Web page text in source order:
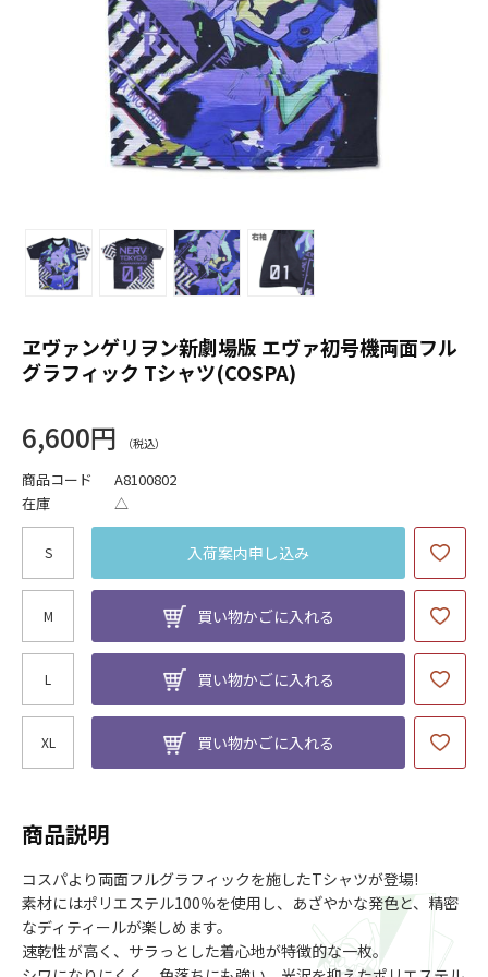
ヱヴァンゲリヲン新劇場版 エヴァ初号機両面フル
グラフィック Tシャツ(COSPA)
6,600円
商品コード
A8100802
在庫
△
S 入荷案内申し込み
M 買い物かごに入れる
L 買い物かごに入れる
XL 買い物かごに入れる
商品説明
コスパより両面フルグラフィックを施したTシャツが登場!
素材にはポリエステル100％を使用し、あざやかな発色と、精密
なディティールが楽しめます。
速乾性が高く、サラっとした着心地が特徴的な一枚。